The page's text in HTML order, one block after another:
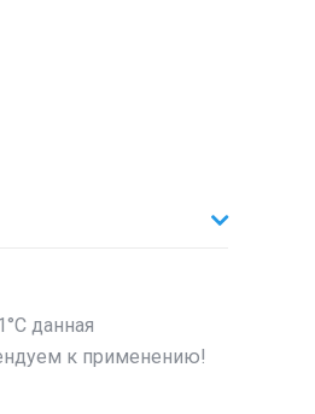
данная
к применению!